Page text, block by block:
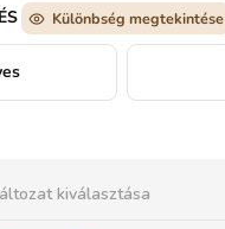
Különbség megtekintése
kiválasztása